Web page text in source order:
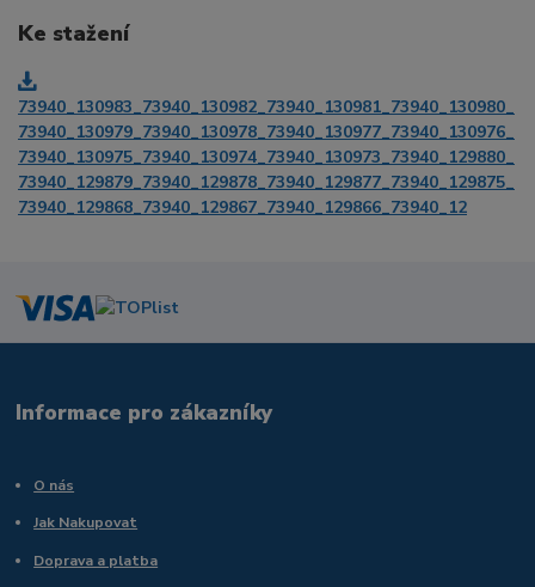
Ke stažení
73940_130983_73940_130982_73940_130981_73940_130980_
73940_130979_73940_130978_73940_130977_73940_130976_
73940_130975_73940_130974_73940_130973_73940_129880_
73940_129879_73940_129878_73940_129877_73940_129875_
73940_129868_73940_129867_73940_129866_73940_12
Informace pro zákazníky
O nás
Jak Nakupovat
Doprava a platba